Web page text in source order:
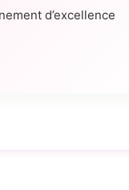
d’excellence